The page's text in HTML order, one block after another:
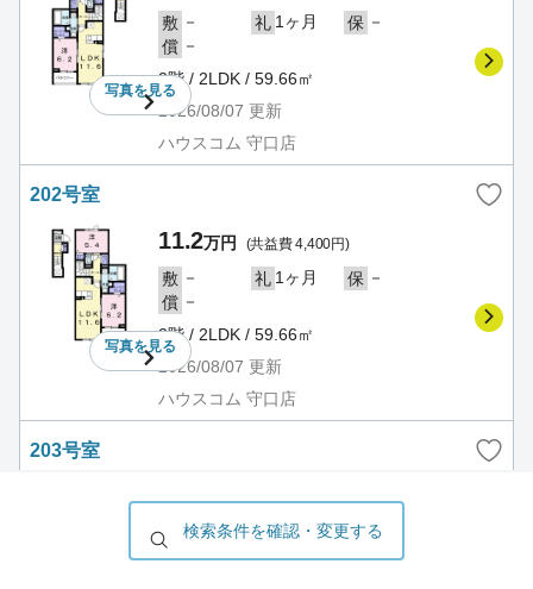
写真を見る
敷 － 礼 1ヶ月 保 －
償 －
2階 / 2LDK / 59.66㎡
2026/08/07 更新
ハウスコム 守口店
202号室
写真を見る
11.2万円 (共益費 4,400円)
敷 － 礼 1ヶ月 保 －
償 －
2階 / 2LDK / 59.66㎡
2026/08/07 更新
ハウスコム 守口店
203号室
11.2万円 (共益費 4,400円)
敷 － 礼1ヶ月 保－
償－
検索条件を確認・変更する